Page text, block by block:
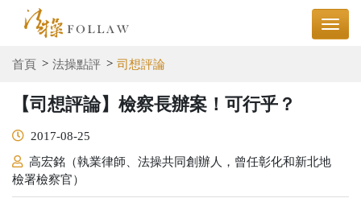
首頁 法操點評 司想評論
【司想評論】檢察長辦案！可行乎？
2017-08-25
高宏銘（執業律師、法操共同創辦人，曾任彰化和新北地
檢署檢察官）